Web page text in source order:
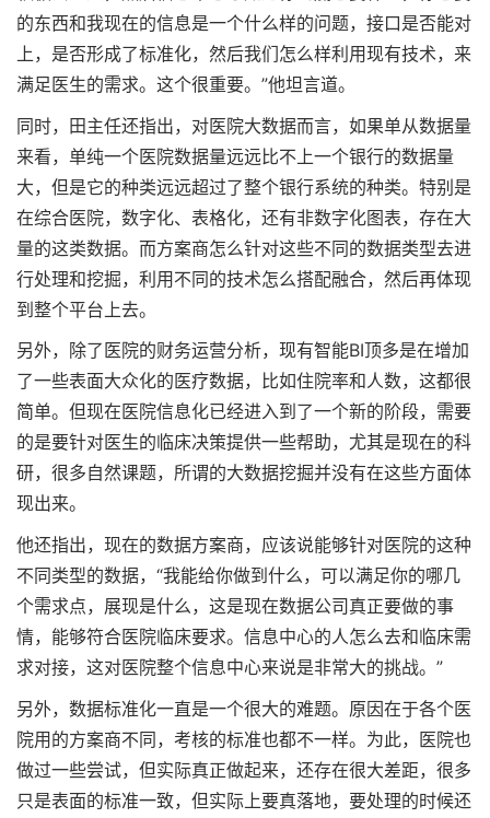
的东西和我现在的信息是一个什么样的问题，接口是否能对
上，是否形成了标准化，然后我们怎么样利用现有技术，来
满足医生的需求。这个很重要。”他坦言道。
同时，田主任还指出，对医院大数据而言，如果单从数据量
来看，单纯一个医院数据量远远比不上一个银行的数据量
大，但是它的种类远远超过了整个银行系统的种类。特别是
在综合医院，数字化、表格化，还有非数字化图表，存在大
量的这类数据。而方案商怎么针对这些不同的数据类型去进
行处理和挖掘，利用不同的技术怎么搭配融合，然后再体现
到整个平台上去。
另外，除了医院的财务运营分析，现有智能BI顶多是在增加
了一些表面大众化的医疗数据，比如住院率和人数，这都很
简单。但现在医院信息化已经进入到了一个新的阶段，需要
的是要针对医生的临床决策提供一些帮助，尤其是现在的科
研，很多自然课题，所谓的大数据挖掘并没有在这些方面体
现出来。
他还指出，现在的数据方案商，应该说能够针对医院的这种
不同类型的数据，“我能给你做到什么，可以满足你的哪几
个需求点，展现是什么，这是现在数据公司真正要做的事
情，能够符合医院临床要求。信息中心的人怎么去和临床需
求对接，这对医院整个信息中心来说是非常大的挑战。”
另外，数据标准化一直是一个很大的难题。原因在于各个医
院用的方案商不同，考核的标准也都不一样。为此，医院也
做过一些尝试，但实际真正做起来，还存在很大差距，很多
只是表面的标准一致，但实际上要真落地，要处理的时候还